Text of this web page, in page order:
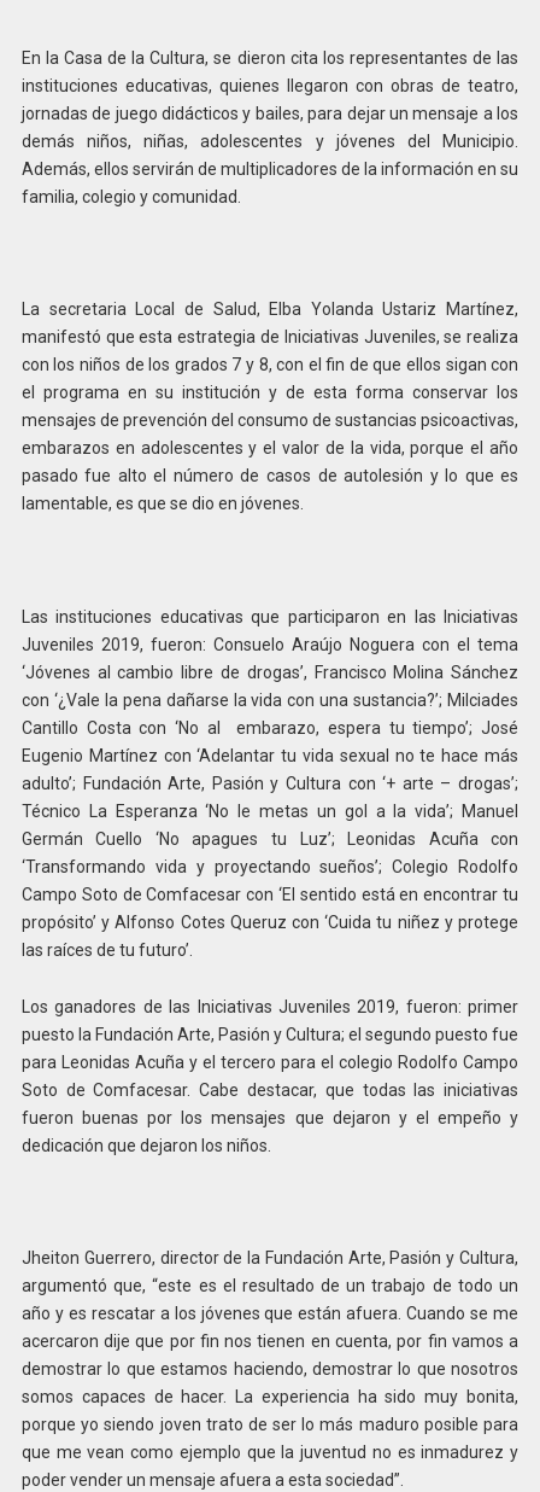
En la Casa de la Cultura, se dieron cita los representantes de las
instituciones educativas, quienes llegaron con obras de teatro,
jornadas de juego didácticos y bailes, para dejar un mensaje a los
demás niños, niñas, adolescentes y jóvenes del Municipio.
Además, ellos servirán de multiplicadores de la información en su
familia, colegio y comunidad.
La secretaria Local de Salud, Elba Yolanda Ustariz Martínez,
manifestó que esta estrategia de Iniciativas Juveniles, se realiza
con los niños de los grados 7 y 8, con el fin de que ellos sigan con
el programa en su institución y de esta forma conservar los
mensajes de prevención del consumo de sustancias psicoactivas,
embarazos en adolescentes y el valor de la vida, porque el año
pasado fue alto el número de casos de autolesión y lo que es
lamentable, es que se dio en jóvenes.
Las instituciones educativas que participaron en las Iniciativas
Juveniles 2019, fueron: Consuelo Araújo Noguera con el tema
‘Jóvenes al cambio libre de drogas’, Francisco Molina Sánchez
con ‘¿Vale la pena dañarse la vida con una sustancia?’; Milciades
Cantillo Costa con ‘No al embarazo, espera tu tiempo’; José
Eugenio Martínez con ‘Adelantar tu vida sexual no te hace más
adulto’; Fundación Arte, Pasión y Cultura con ‘+ arte – drogas’;
Técnico La Esperanza ‘No le metas un gol a la vida’; Manuel
Germán Cuello ‘No apagues tu Luz’; Leonidas Acuña con
‘Transformando vida y proyectando sueños’; Colegio Rodolfo
Campo Soto de Comfacesar con ‘El sentido está en encontrar tu
propósito’ y Alfonso Cotes Queruz con ‘Cuida tu niñez y protege
las raíces de tu futuro’.
Los ganadores de las Iniciativas Juveniles 2019, fueron: primer
puesto la Fundación Arte, Pasión y Cultura; el segundo puesto fue
para Leonidas Acuña y el tercero para el colegio Rodolfo Campo
Soto de Comfacesar. Cabe destacar, que todas las iniciativas
fueron buenas por los mensajes que dejaron y el empeño y
dedicación que dejaron los niños.
Jheiton Guerrero, director de la Fundación Arte, Pasión y Cultura,
argumentó que, “este es el resultado de un trabajo de todo un
año y es rescatar a los jóvenes que están afuera. Cuando se me
acercaron dije que por fin nos tienen en cuenta, por fin vamos a
demostrar lo que estamos haciendo, demostrar lo que nosotros
somos capaces de hacer. La experiencia ha sido muy bonita,
porque yo siendo joven trato de ser lo más maduro posible para
que me vean como ejemplo que la juventud no es inmadurez y
poder vender un mensaje afuera a esta sociedad”.